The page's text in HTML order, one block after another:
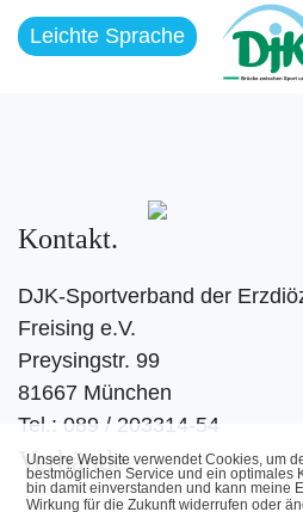
Leichte Sprache
Kontakt
DJK-Sportverband der
Freising e.V.
Preysingstr. 99
81667 München
Tel.: 089 / 203314-54
Verbände